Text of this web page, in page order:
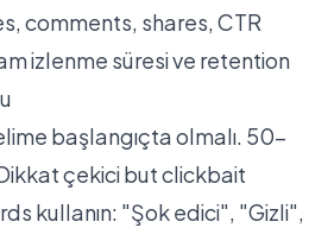
comments, shares, CTR
izlenme süresi ve retention
başlangıçta olmalı. 50-
çekici but clickbait
kullanın: "Şok edici", "Gizli",